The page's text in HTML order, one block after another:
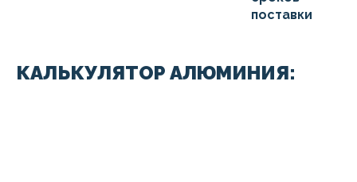
КАЛЬКУЛЯТОР АЛЮМИНИЯ: